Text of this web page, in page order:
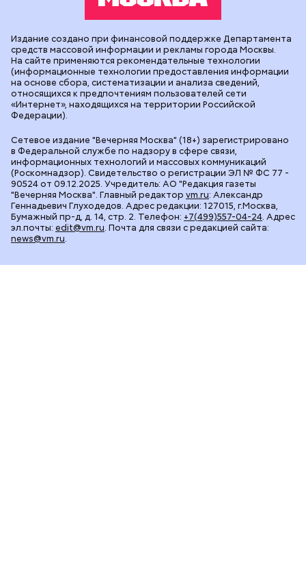
Сетевое издание "Вечерняя Москва" (18+) зарегистрировано
в Федеральной службе по надзору в сфере связи,
информационных технологий и массовых коммуникаций
(Роскомнадзор). Свидетельство о регистрации ЭЛ № ФС 77 -
90524 от 09.12.2025. Учредитель: АО "Редакция газеты
"Вечерняя Москва". Главный редактор vm.ru: Александр
Геннадьевич Глуходедов. Адрес редакции: 127015, г.Москва,
Бумажный пр-д, д. 14, стр. 2. Телефон: +7(499)557-04-24. Адрес
эл.почты: edit@vm.ru. Почта для связи с редакцией сайта:
news@vm.ru.
Издание создано при финансовой поддержке Департамента
средств массовой информации и рекламы города Москвы.
На сайте применяются рекомендательные технологии
(информационные технологии предоставления информации
на основе сбора, систематизации и анализа сведений,
относящихся к предпочтениям пользователей сети
«Интернет», находящихся на территории Российской
Федерации).